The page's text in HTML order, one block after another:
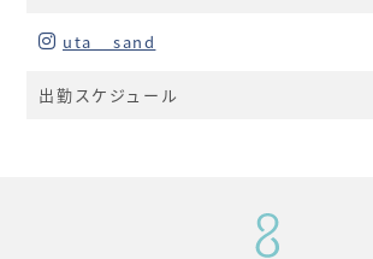
uta__sand
出勤スケジュール